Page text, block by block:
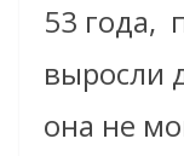
53 года,
выросли
она не